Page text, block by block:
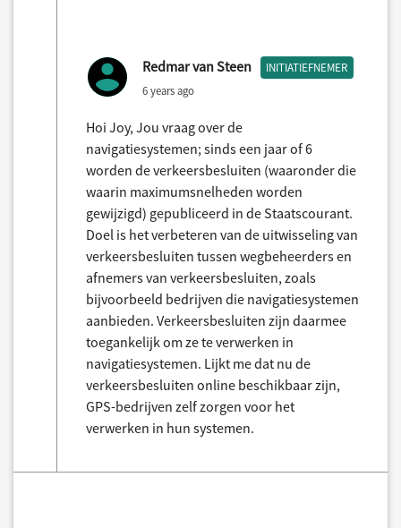
Redmar van Steen INITIATIEFNEMER
6 years ago
Hoi Joy, Jou vraag over de
navigatiesystemen; sinds een jaar of 6
worden de verkeersbesluiten (waaronder die
waarin maximumsnelheden worden
gewijzigd) gepubliceerd in de Staatscourant.
Doel is het verbeteren van de uitwisseling van
verkeersbesluiten tussen wegbeheerders en
afnemers van verkeersbesluiten, zoals
bijvoorbeeld bedrijven die navigatiesystemen
aanbieden. Verkeersbesluiten zijn daarmee
toegankelijk om ze te verwerken in
navigatiesystemen. Lijkt me dat nu de
verkeersbesluiten online beschikbaar zijn,
GPS-bedrijven zelf zorgen voor het
verwerken in hun systemen.